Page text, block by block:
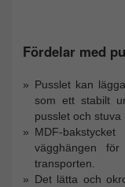
Fördelar med
Pusslet kan
som ett stabilt
pusslet och stuva
MDF-
vägghängen
transporten.
Det lätta och